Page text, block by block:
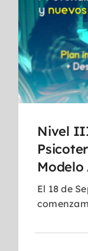
Nivel
Modelo
El 18 de